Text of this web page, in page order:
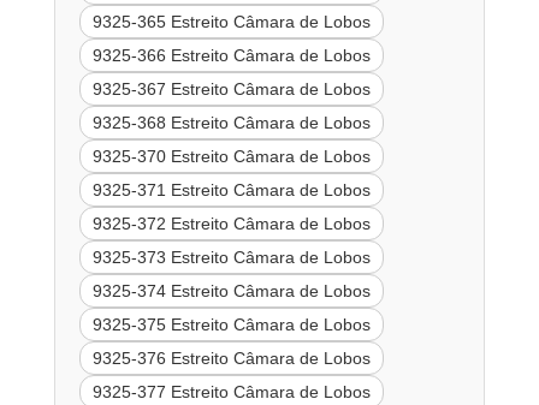
9325-365 Estreito Câmara de Lobos
9325-366 Estreito Câmara de Lobos
9325-367 Estreito Câmara de Lobos
9325-368 Estreito Câmara de Lobos
9325-370 Estreito Câmara de Lobos
9325-371 Estreito Câmara de Lobos
9325-372 Estreito Câmara de Lobos
9325-373 Estreito Câmara de Lobos
9325-374 Estreito Câmara de Lobos
9325-375 Estreito Câmara de Lobos
9325-376 Estreito Câmara de Lobos
9325-377 Estreito Câmara de Lobos